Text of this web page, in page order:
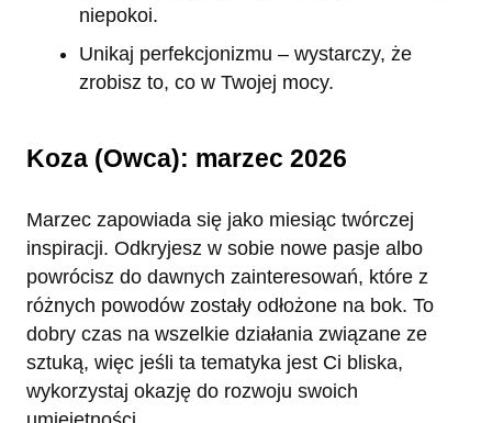
niepokoi.
Unikaj perfekcjonizmu – wystarczy, że
zrobisz to, co w Twojej mocy.
Koza (Owca): marzec 2026
Marzec zapowiada się jako miesiąc twórczej
inspiracji. Odkryjesz w sobie nowe pasje albo
powrócisz do dawnych zainteresowań, które z
różnych powodów zostały odłożone na bok. To
dobry czas na wszelkie działania związane ze
sztuką, więc jeśli ta tematyka jest Ci bliska,
wykorzystaj okazję do rozwoju swoich